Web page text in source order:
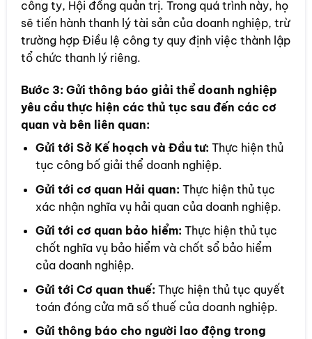
công ty, Hội đồng quản trị. Trong quá trình này, họ
sẽ tiến hành thanh lý tài sản của doanh nghiệp, trừ
trường hợp Điều lệ công ty quy định việc thành lập
tổ chức thanh lý riêng.
Bước 3: Gửi thông báo giải thể doanh nghiệp
yêu cầu thực hiện các thủ tục sau đến các cơ
quan và bên liên quan:
Gửi tới Sở Kế hoạch và Đầu tư: Thực hiện thủ
tục công bố giải thể doanh nghiệp.
Gửi tới cơ quan Hải quan: Thực hiện thủ tục
xác nhận nghĩa vụ hải quan của doanh nghiệp.
Gửi tới cơ quan bảo hiểm: Thực hiện thủ tục
chốt nghĩa vụ bảo hiểm và chốt sổ bảo hiểm
của doanh nghiệp.
Gửi tới Cơ quan thuế: Thực hiện thủ tục quyết
toán đóng cửa mã số thuế của doanh nghiệp.
Gửi thông báo cho người lao động trong